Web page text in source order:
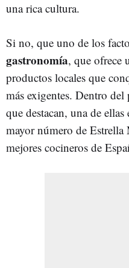
una rica cultura.
Si no, que uno de los
gastronomía, que ofrece
productos locales que
más exigentes. Dentro
que destacan, una de ellas
mayor número de
mejores cocineros de